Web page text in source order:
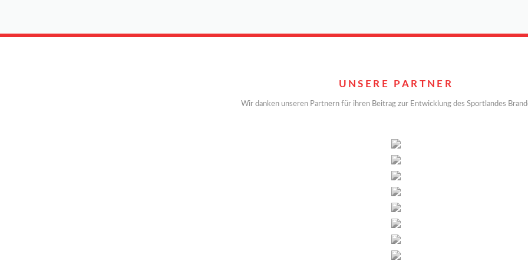
UNSERE PARTNER
Wir danken unseren Partnern für ihren Beitrag zur Entwicklung des Sportlandes